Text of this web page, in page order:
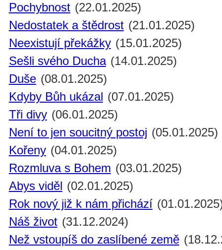
Pochybnost (22.01.2025)
Nedostatek a štědrost (21.01.2025)
Neexistují překážky (15.01.2025)
Sešli svého Ducha (14.01.2025)
Duše (08.01.2025)
Kdyby Bůh ukázal (07.01.2025)
Tři divy (06.01.2025)
Není to jen soucitný postoj (05.01.2025)
Kořeny (04.01.2025)
Rozmluva s Bohem (03.01.2025)
Abys viděl (02.01.2025)
Rok nový již k nám přichází
Náš život (31.12.2024)
Než vstoupíš do zaslíbené země